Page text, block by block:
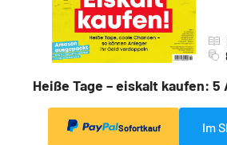
Heiße Tage – eiskalt kaufen:
Sofortkauf Im